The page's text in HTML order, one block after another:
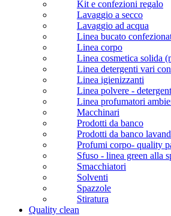
Kit e confezioni regalo
Lavaggio a secco
Lavaggio ad acqua
Linea bucato
Linea corpo
Linea cosmetica solida
Linea detergenti vari
Linea igienizzanti
Linea polvere -
Linea profumatori
Macchinari
Prodotti da banco
Prodotti da banco
Profumi corpo- quality
Sfuso - linea green alla
Smacchiatori
Solventi
Spazzole
Stiratura
Quality clean